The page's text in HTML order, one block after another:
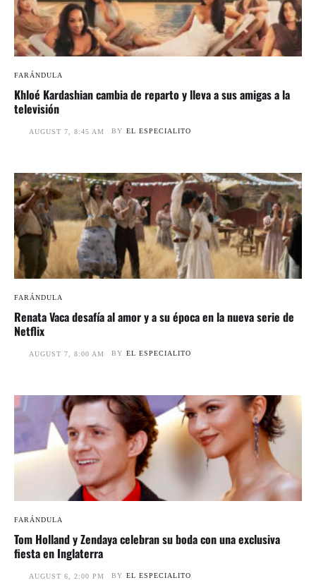
FARÁNDULA
Khloé Kardashian cambia de reparto y lleva a sus amigas a la
televisión
AUGUST 7, 8:45 AM BY EL ESPECIALITO
FARÁNDULA
Renata Vaca desafía al amor y a su época en la nueva serie de
Netflix
AUGUST 7, 8:00 AM BY EL ESPECIALITO
FARÁNDULA
Tom Holland y Zendaya celebran su boda con una exclusiva
fiesta en Inglaterra
AUGUST 6, 2:00 PM BY EL ESPECIALITO